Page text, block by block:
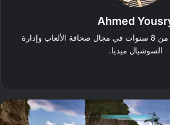
Ahmed
كاتب ومُترجم. خبرة أكثر من 8 سنوات في مجال صحافة الألعاب وإدارة
السوشيال ميديا.